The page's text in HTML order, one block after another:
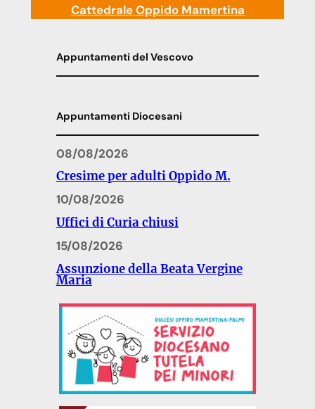
Cattedrale Oppido Mamertina
Appuntamenti del Vescovo
Appuntamenti Diocesani
08/08/2026
Cresime per adulti Oppido M.
10/08/2026
Uffici di Curia chiusi
15/08/2026
Assunzione della Beata Vergine
Maria